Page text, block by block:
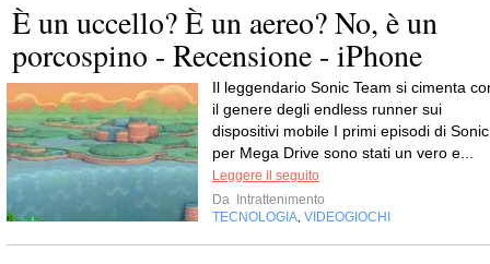
È un uccello? È un aereo? No, è un
porcospino - Recensione - iPhone
Il leggendario Sonic Team si cimenta
il genere degli endless runner sui
dispositivi mobile I primi episodi di Sonic
per Mega Drive sono stati un vero e...
Leggere il seguito
Da
Intrattenimento
TECNOLOGIA VIDEOGIOCHI